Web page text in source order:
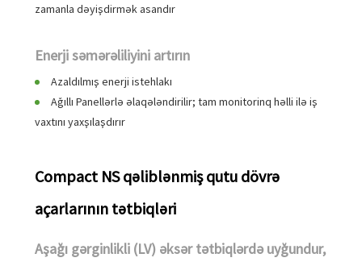
zamanla dəyişdirmək asandır
Enerji səmərəliliyini artırın
Azaldılmış enerji istehlakı
Ağıllı Panellərlə əlaqələndirilir; tam monitorinq həlli ilə iş
vaxtını yaxşılaşdırır
Compact NS qəliblənmiş qutu dövrə
açarlarının tətbiqləri
Aşağı gərginlikli (LV) əksər tətbiqlərdə uyğundur,